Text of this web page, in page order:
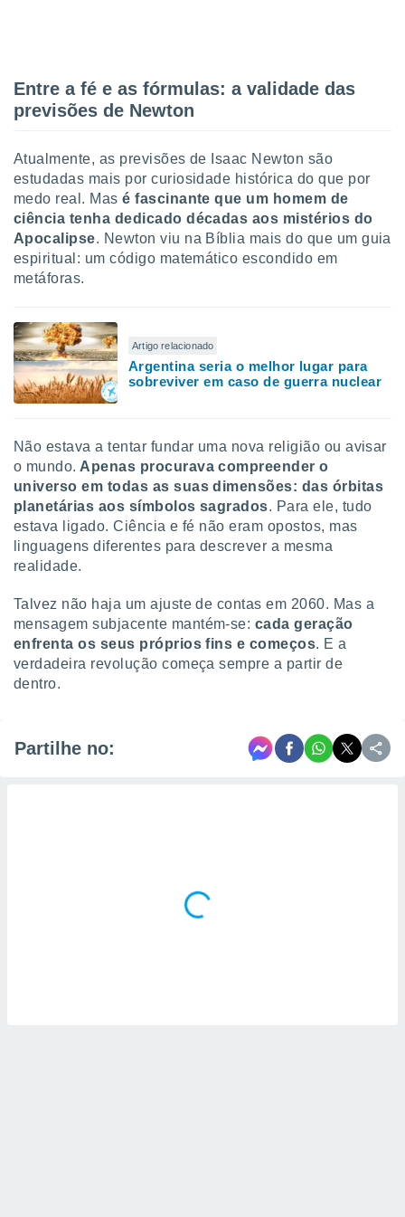
Entre a fé e as fórmulas: a validade das
previsões de Newton
Atualmente, as previsões de Isaac Newton são
estudadas mais por curiosidade histórica do que por
medo real. Masé fascinante que um homem de
ciência tenha dedicado décadas aos mistérios do
Apocalipse. Newton viu na Bíblia mais do que um guia
espiritual: um código matemático escondido em
metáforas.
Artigo relacionado
Argentina seria o melhor lugar para
sobreviver em caso de guerra nuclear
Não estava a tentar fundar uma nova religião ou avisar
o mundo. Apenas procurava compreender o
universo em todas as suas dimensões: das órbitas
planetárias aos símbolos sagrados. Para ele, tudo
estava ligado. Ciência e fé não eram opostos, mas
linguagens diferentes para descrever a mesma
realidade.
Talvez não haja um ajuste de contas em 2060. Mas a
mensagem subjacente mantém-se: cada geração
enfrenta os seus próprios fins e começos. E a
verdadeira revolução começa sempre a partir de
dentro.
Partilhe no: